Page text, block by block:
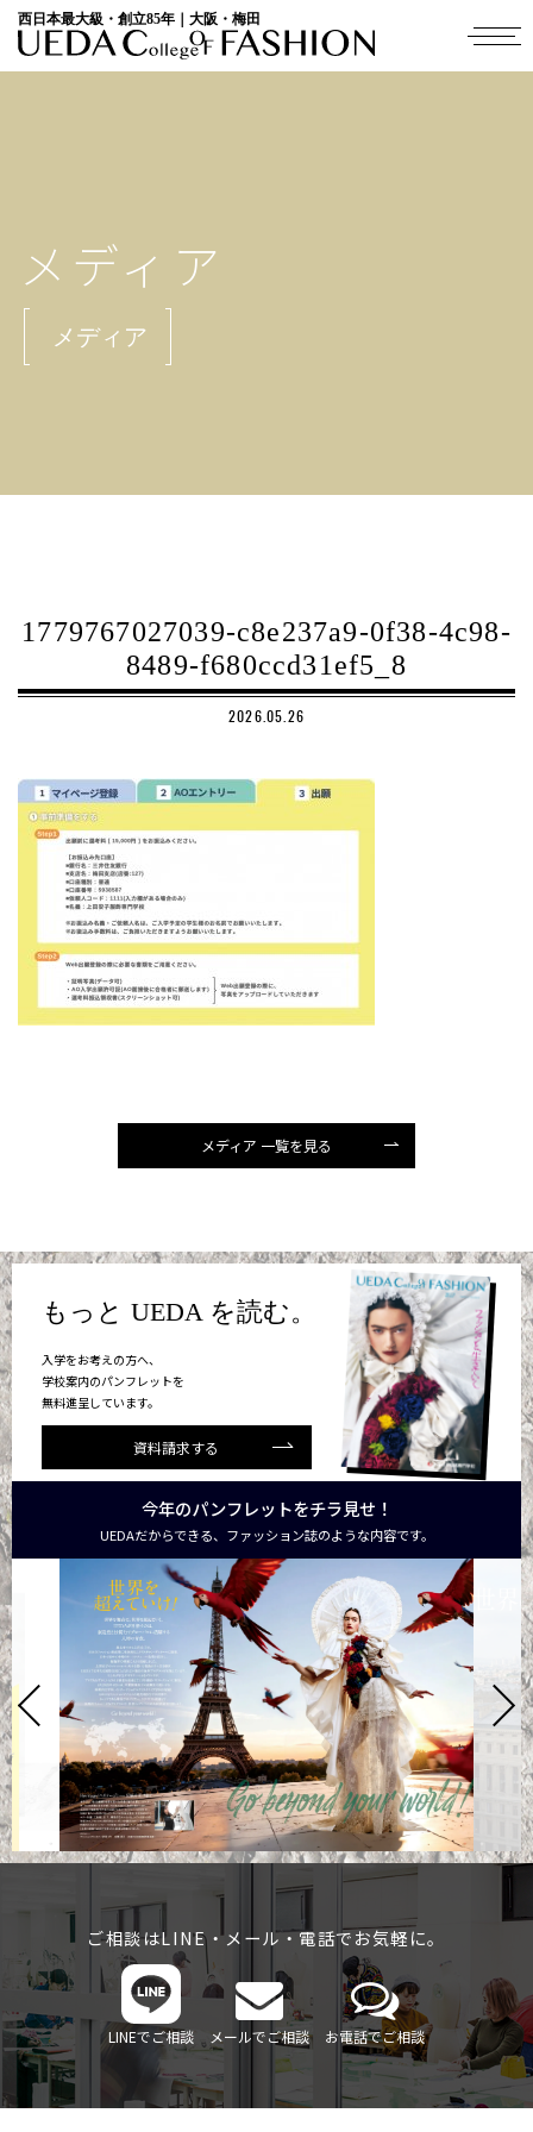
西日本最大級・創立85年｜大阪・梅田
メディア
メディア
1779767027039-c8e237a9-0f38-4c98-
8489-f680ccd31ef5_8
2026.05.26
メディア 一覧を見る
もっと UEDA を読む。
入学をお考えの方へ、
学校案内のパンフレットを
無料進呈しています。
資料請求する
今年のパンフレットをチラ見せ！
UEDAだからできる、ファッション誌のような内容です。
ご相談はLINE・メール・電話でお気軽に。
LINEでご相談 メールでご相談 お電話でご相談